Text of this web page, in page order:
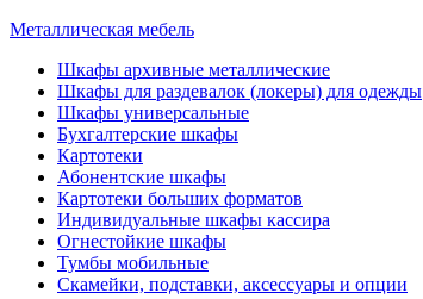
Металлическая мебель
Шкафы архивные металлические
Шкафы для раздевалок (локеры) для одежды
Шкафы универсальные
Бухгалтерские шкафы
Картотеки
Абонентские шкафы
Картотеки больших форматов
Индивидуальные шкафы кассира
Огнестойкие шкафы
Тумбы мобильные
Скамейки, подставки, аксессуары и опции